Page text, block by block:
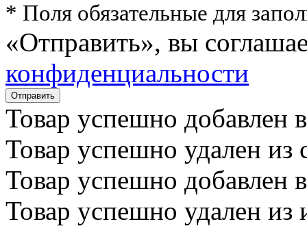
* Поля обязательные для
«Отправить», вы
конфиденциальности
Товар успешно добавлен
Товар успешно удален из
Товар успешно добавлен
Товар успешно удален из